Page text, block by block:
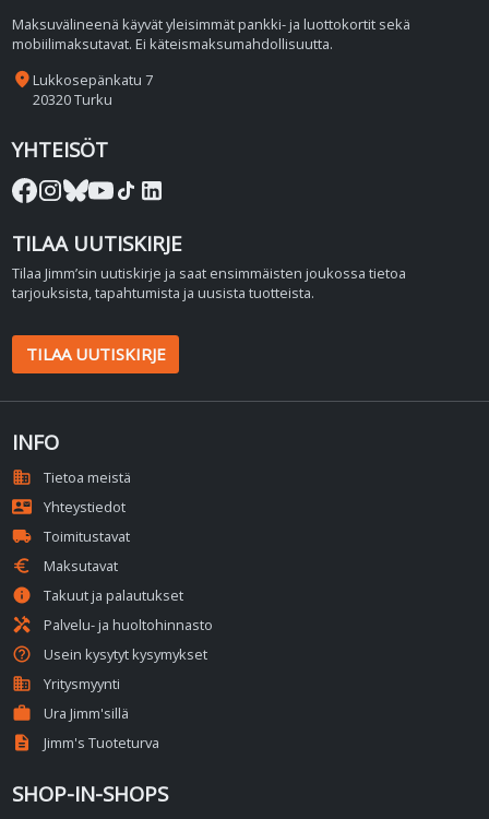
Maksuvälineenä käyvät yleisimmät pankki- ja luottokortit sekä
mobiilimaksutavat. Ei käteismaksumahdollisuutta.
place Lukkosepänkatu 7
20320 Turku
YHTEISÖT
TILAA UUTISKIRJE
Tilaa Jimm’sin uutiskirje ja saat ensimmäisten joukossa tietoa
tarjouksista, tapahtumista ja uusista tuotteista.
TILAA UUTISKIRJE
INFO
domain
Tietoa meistä
contact_mail
Yhteystiedot
local_shipping
Toimitustavat
euro
Maksutavat
info
Takuut ja palautukset
handyman
Palvelu- ja huoltohinnasto
help_outline
Usein kysytyt kysymykset
business
Yritysmyynti
work
Ura Jimm'sillä
description
Jimm's Tuoteturva
SHOP-IN-SHOPS